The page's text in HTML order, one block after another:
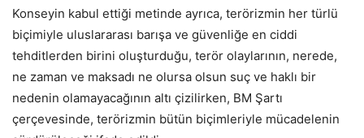
Konseyin kabul ettiği metinde ayrıca, terörizmin her türlü
biçimiyle uluslararası barışa ve güvenliğe en ciddi
tehditlerden birini oluşturduğu, terör olaylarının, nerede,
ne zaman ve maksadı ne olursa olsun suç ve haklı bir
nedenin olamayacağının altı çizilirken, BM Şartı
çerçevesinde, terörizmin bütün biçimleriyle mücadelenin